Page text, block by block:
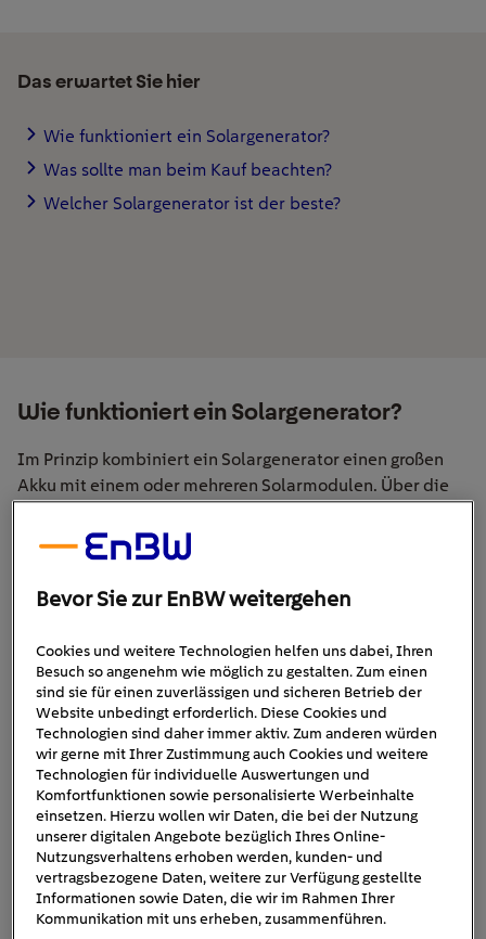
Das erwartet Sie hier
Wie funktioniert ein Solargenerator?
Was sollte man beim Kauf beachten?
Welcher Solargenerator ist der beste?
Wie funktioniert ein Solargenerator?
Im Prinzip kombiniert ein Solargenerator einen großen
Akku mit einem oder mehreren Solarmodulen. Über die
Gleichstrom umgewandelt, der anschließend im Akku
gespeichert wird. Der
einem Diesel- oder Benzin-Generator
entstehen könnten. Stattdessen wird der benötigte Strom
klimafreundlich erzeugt.
Solargeneratoren stellen so etwas wie die XXL-Version
einer Powerbankdar, mit der man sein Handy oder einen
Laptop aufladen kann. Der Unterschied: Will man Strom
entnehmen, wird dieser über einen Wechselrichter in
Wechselstrom umgewandelt. Solargeneratoren verfügen
in der Regel übereine oder mehrere 230-V-
Steckdosen, dazu kommen häufig USB- oder 12-V-
Anschlüsse. Als „mobile“ oder „tragbare Powerstation“
Bevor Sie zur EnBW weitergehen
Cookies und weitere Technologien helfen uns dabei, Ihren
Besuch so angenehm wie möglich zu gestalten. Zum einen
sind sie für einen zuverlässigen und sicheren Betrieb der
Website unbedingt erforderlich. Diese Cookies und
Technologien sind daher immer aktiv. Zum anderen würden
wir gerne mit Ihrer Zustimmung auch Cookies und weitere
Technologien für individuelle Auswertungen und
Komfortfunktionen sowie personalisierte Werbeinhalte
einsetzen. Hierzu wollen wir Daten, die bei der Nutzung
unserer digitalen Angebote bezüglich Ihres Online-
Nutzungsverhaltens erhoben werden, kunden- und
vertragsbezogene Daten, weitere zur Verfügung gestellte
Informationen sowie Daten, die wir im Rahmen Ihrer
Kommunikation mit uns erheben, zusammenführen.